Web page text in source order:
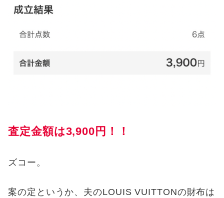
査定金額は3,900円！！
ズコー。
案の定というか、夫のLOUIS VUITTONの財布は